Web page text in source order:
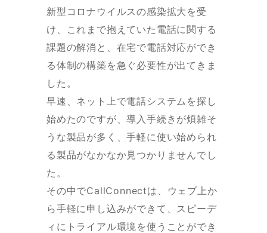
新型コロナウイルスの感染拡大を受
け、これまで抱えていた電話に関する
課題の解消と、在宅で電話対応ができ
る体制の構築を急ぐ必要性が出てきま
した。
早速、ネット上で電話システムを探し
始めたのですが、導入手続きが煩雑そ
うな製品が多く、手軽に使い始められ
る製品がなかなか見つかりませんでし
た。
その中でCallConnectは、ウェブ上か
ら手軽に申し込みができて、スピーデ
ィにトライアル環境を使うことができ